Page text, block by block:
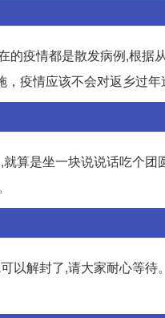
的疫情都是散发病例,根据
疫情应该不会对返乡过年
算是坐一块说说话吃个团
以解封了,请大家耐心等待